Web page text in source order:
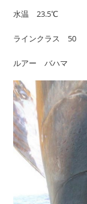
水温 23.5℃
ラインクラス 50
ルアー バハマ